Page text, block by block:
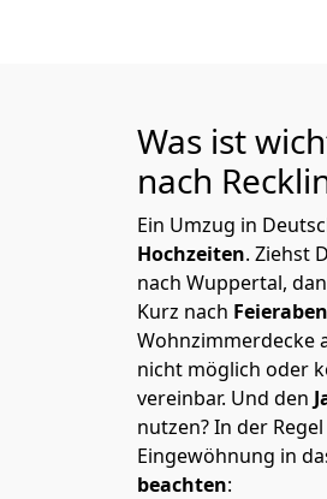
Was ist
nach
Ein Umzug in
Hochzeiten. Ziehst
nach Wuppertal,
Kurz nach
Wohnzimmerdecke
nicht möglich oder
vereinbar. Und den
nutzen? In der
Eingewöhnung in
beachten: